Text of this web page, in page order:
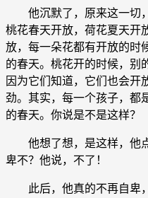
他沉默了，原来这一切，
桃花春天开放，荷花夏天开
放，每一朵花都有开放的时
的春天。桃花开的时候，别
因为它们知道，它们也会开
劲。其实，每一个孩子，都
的春天。你说是不是这样？
他想了想，是这样，他点
卑不？他说，不了！
此后，他真的不再自卑，